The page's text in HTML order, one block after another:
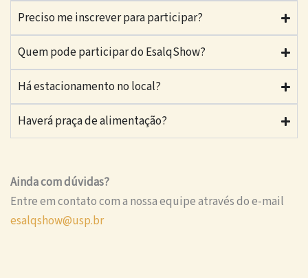
Preciso me inscrever para participar?
Quem pode participar do EsalqShow?
Há estacionamento no local?
Haverá praça de alimentação?
Ainda com dúvidas?
Entre em contato com a nossa equipe através do e-mail
esalqshow@usp.br